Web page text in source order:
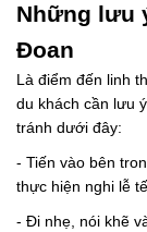
Những lưu
Đoan
Là điểm đến linh
du khách cần lưu
tránh dưới đây:
- Tiến vào bên
thực hiện nghi lễ
- Đi nhẹ, nói khẽ